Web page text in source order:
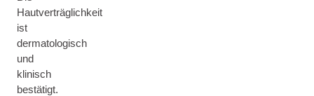
Hautverträglichkeit
ist
dermatologisch
und
klinisch
bestätigt.